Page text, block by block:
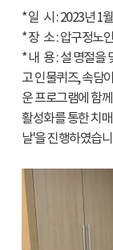
* 일 시 : 2023년 1
* 장 소 : 압구정노
* 내 용 : 설 명절을
고 인물퀴즈, 속담
운 프로그램에 함
활성화를 통한 치
날'을 진행하였습